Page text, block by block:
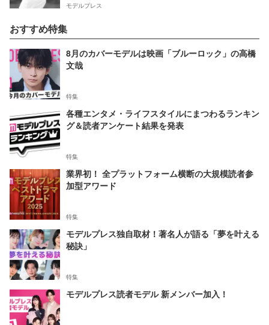
モデルプレス
おすすめ特集
8月のカバーモデルは映画「ブルーロック」の高橋
文哉
特集
各種エンタメ・ライフスタイルにまつわるランキン
グ＆読者アンケート結果を発表
特集
業界初！ 全プラットフォーム横断の大規模読者参
加型アワード
特集
モデルプレス独自取材！著名人が語る「夢を叶える
秘訣」
特集
モデルプレス読者モデル 新メンバー加入！